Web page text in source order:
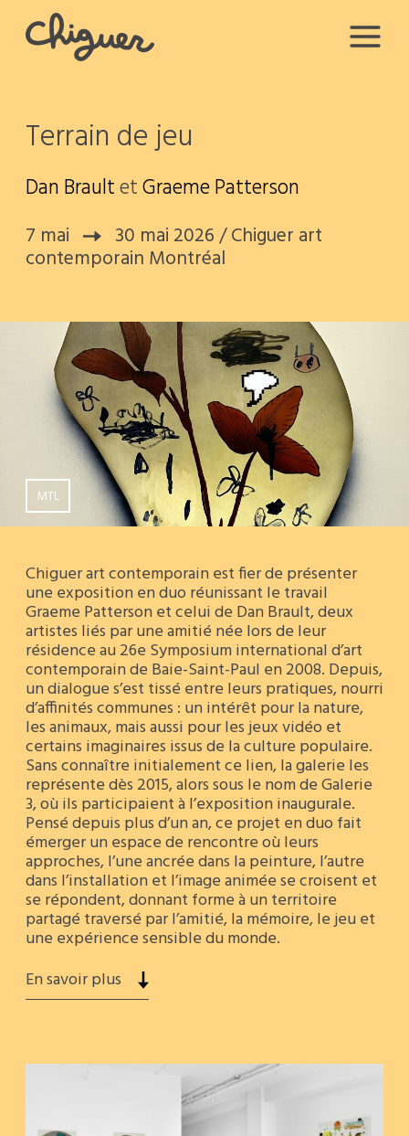
Terrain de jeu
Dan BraultetGraeme Patterson
7 mai 30 mai 2026 / Chiguer art
contemporain Montréal
MTL
Chiguer art contemporain est fier de présenter
une exposition en duo réunissant le travail
Graeme Patterson et celui de Dan Brault, deux
artistes liés par une amitié née lors de leur
résidence au 26e Symposium international d’art
contemporain de Baie-Saint-Paul en 2008. Depuis,
un dialogue s’est tissé entre leurs pratiques, nourri
d’affinités communes : un intérêt pour la nature,
les animaux, mais aussi pour les jeux vidéo et
certains imaginaires issus de la culture populaire.
Sans connaître initialement ce lien, la galerie les
représente dès 2015, alors sous le nom de Galerie
3, où ils participaient à l’exposition inaugurale.
Pensé depuis plus d’un an, ce projet en duo fait
émerger un espace de rencontre où leurs
approches, l’une ancrée dans la peinture, l’autre
dans l’installation et l’image animée se croisent et
se répondent, donnant forme à un territoire
partagé traversé par l’amitié, la mémoire, le jeu et
une expérience sensible du monde.
En savoir plus